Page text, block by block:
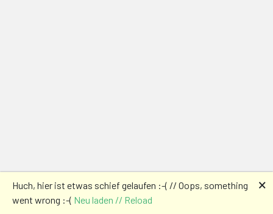
Huch, hier ist etwas schief gelaufen :-( // Oops, something
went wrong :-( Neu laden // Reload
🗙